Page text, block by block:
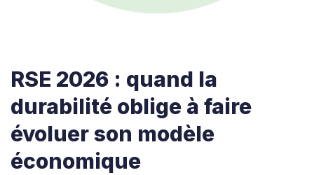
RSE 2026 : quand la
durabilité oblige à faire
évoluer son modèle
économique